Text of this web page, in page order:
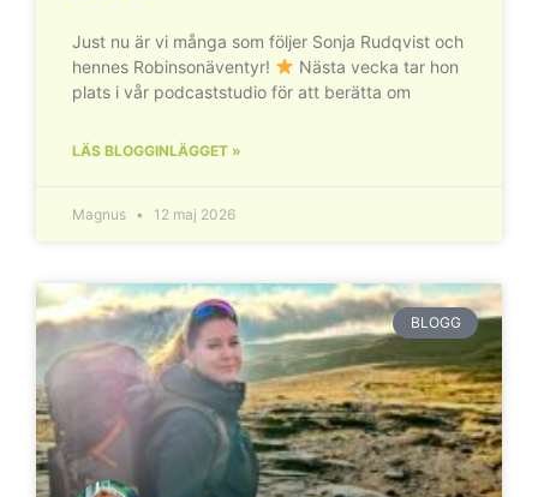
Just nu är vi många som följer Sonja Rudqvist och
hennes Robinsonäventyr!
Nästa vecka tar hon
plats i vår podcaststudio för att berätta om
LÄS BLOGGINLÄGGET »
Magnus 12 maj 2026
BLOGG